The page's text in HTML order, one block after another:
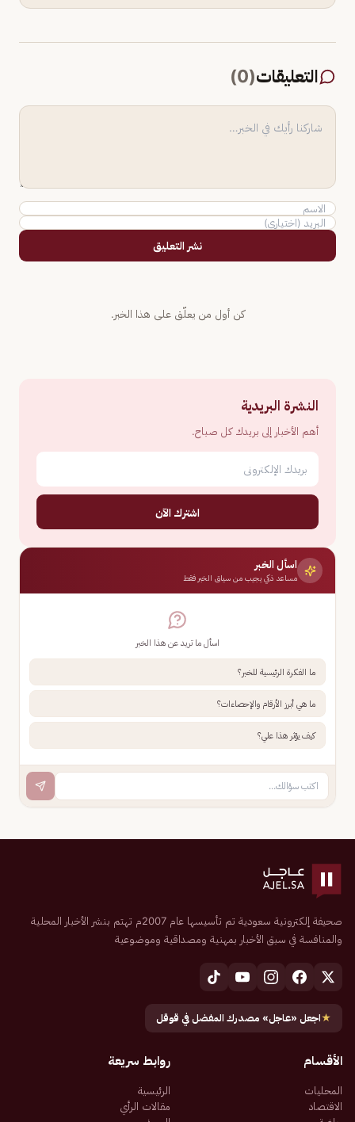
التعليقات(
0
)
نشر التعليق
كن أول من يعلّق على هذا الخبر.
النشرة البريدية
أهم الأخبار إلى بريدك كل صباح.
اشترك الآن
اسأل الخبر
مساعد ذكي يجيب من سياق الخبر فقط
اسأل ما تريد عن هذا الخبر
ما الفكرة الرئيسية للخبر؟
ما هي أبرز الأرقام والإحصاءات؟
كيف يؤثر هذا علي؟
صحيفة إلكترونية سعودية تم تأسيسها عام 2007م تهتم بنشر الأخبار المحلية
والمنافسة في سبق الأخبار بمهنية ومصداقية وموضوعية
★اجعل «عاجل» مصدرك المفضل في قوقل
الأقسام
المحليات
الاقتصاد
روابط سريعة
الرئيسية
مقالات الرأي